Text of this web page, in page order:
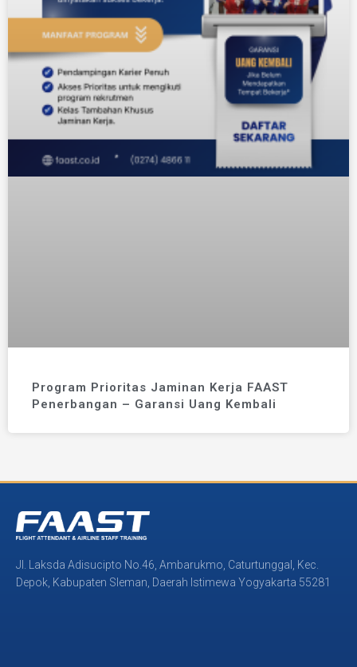
Program Prioritas Jaminan Kerja FAAST
Penerbangan – Garansi Uang Kembali
Jl. Laksda Adisucipto No.46, Ambarukmo, Caturtunggal, Kec.
Depok, Kabupaten Sleman, Daerah Istimewa Yogyakarta 55281